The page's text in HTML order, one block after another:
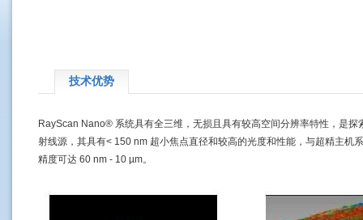
技术优势
RayScan Nano® 系统具有全三维，无损且具有较高空间分辨率特性，是
射线源，其具有< 150 nm 超小焦点直径和较高的光度和性能，与超精主机
精度可达 60 nm - 10 µm。